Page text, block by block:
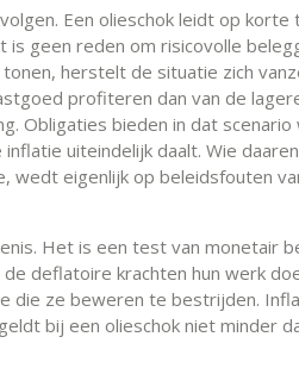
Een olieschok leidt op
geen reden om risicovolle
herstelt de situatie zich
profiteren dan van de
Obligaties bieden in dat scenario
uiteindelijk daalt. Wie
wedt eigenlijk op beleidsfouten
Het is een test van monetair
deflatoire krachten hun werk
die ze beweren te bestrijden.
bij een olieschok niet minder